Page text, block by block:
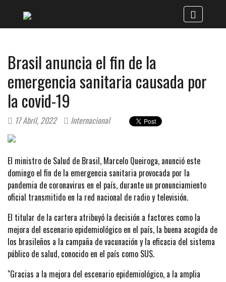
Brasil anuncia el fin de la
emergencia sanitaria causada por
la covid-19
17 Abril, 2022 Internacional
El ministro de Salud de Brasil, Marcelo Queiroga, anunció este
domingo el fin de la emergencia sanitaria provocada por la
pandemia de coronavirus en el país, durante un pronunciamiento
oficial transmitido en la red nacional de radio y televisión.
El titular de la cartera atribuyó la decisión a factores como la
mejora del escenario epidemiológico en el país, la buena acogida de
los brasileños a la campaña de vacunación y la eficacia del sistema
público de salud, conocido en el país como SUS.
"Gracias a la mejora del escenario epidemiológico, a la amplia